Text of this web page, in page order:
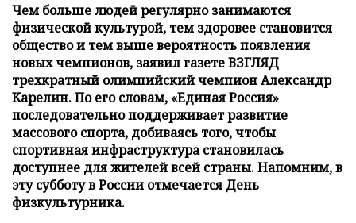
Чем больше людей регулярно занимаются
физической культурой, тем здоровее становится
общество и тем выше вероятность появления
новых чемпионов, заявил газете ВЗГЛЯД
трехкратный олимпийский чемпион Александр
Карелин. По его словам, «Единая Россия»
последовательно поддерживает развитие
массового спорта, добиваясь того, чтобы
спортивная инфраструктура становилась
доступнее для жителей всей страны. Напомним, в
эту субботу в России отмечается День
физкультурника.